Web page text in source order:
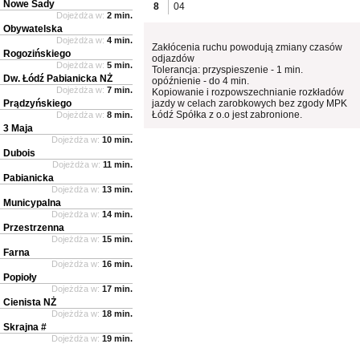
8
04
Zakłócenia ruchu powodują zmiany czasów
odjazdów
Tolerancja: przyspieszenie - 1 min.
opóźnienie - do 4 min.
Kopiowanie i rozpowszechnianie rozkładów
jazdy w celach zarobkowych bez zgody MPK
Łódź Spółka z o.o jest zabronione.
Nowe Sady
Dojeżdża w: 2 min.
Obywatelska
Dojeżdża w: 4 min.
Rogozińskiego
Dojeżdża w: 5 min.
Dw. Łódź Pabianicka NŻ
Dojeżdża w: 7 min.
Prądzyńskiego
Dojeżdża w: 8 min.
3 Maja
Dojeżdża w: 10 min.
Dubois
Dojeżdża w: 11 min.
Pabianicka
Dojeżdża w: 13 min.
Municypalna
Dojeżdża w: 14 min.
Przestrzenna
Dojeżdża w: 15 min.
Farna
Dojeżdża w: 16 min.
Popioły
Dojeżdża w: 17 min.
Cienista NŻ
Dojeżdża w: 18 min.
Skrajna #
Dojeżdża w: 19 min.